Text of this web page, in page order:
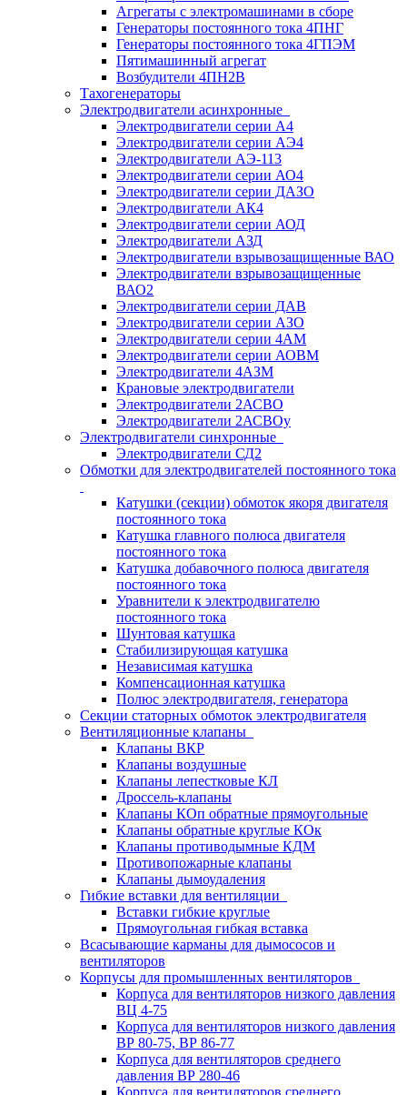
Агрегаты с электромашинами в сборе
Генераторы постоянного тока 4ПНГ
Генераторы постоянного тока 4ГПЭМ
Пятимашинный агрегат
Возбудители 4ПН2В
Тахогенераторы
Электродвигатели асинхронные
Электродвигатели серии А4
Электродвигатели серии АЭ4
Электродвигатели АЭ-113
Электродвигатели серии АО4
Электродвигатели серии ДАЗО
Электродвигатели АК4
Электродвигатели серии АОД
Электродвигатели АЗД
Электродвигатели взрывозащищенные ВАО
Электродвигатели взрывозащищенные
ВАО2
Электродвигатели серии ДАВ
Электродвигатели серии АЗО
Электродвигатели серии 4АМ
Электродвигатели серии АОВМ
Электродвигатели 4АЗМ
Крановые электродвигатели
Электродвигатели 2АСВО
Электродвигатели 2АСВОу
Электродвигатели синхронные
Электродвигатели СД2
Обмотки для электродвигателей постоянного тока
Катушки (секции) обмоток якоря двигателя
постоянного тока
Катушка главного полюса двигателя
постоянного тока
Катушка добавочного полюса двигателя
постоянного тока
Уравнители к электродвигателю
постоянного тока
Шунтовая катушка
Стабилизирующая катушка
Независимая катушка
Компенсационная катушка
Полюс электродвигателя, генератора
Секции статорных обмоток электродвигателя
Вентиляционные клапаны
Клапаны ВКР
Клапаны воздушные
Клапаны лепестковые КЛ
Дроссель-клапаны
Клапаны КОп обратные прямоугольные
Клапаны обратные круглые КОк
Клапаны противодымные КДМ
Противопожарные клапаны
Клапаны дымоудаления
Гибкие вставки для вентиляции
Вставки гибкие круглые
Прямоугольная гибкая вставка
Всасывающие карманы для дымососов и
вентиляторов
Корпусы для промышленных вентиляторов
Корпуса для вентиляторов низкого давления
ВЦ 4-75
Корпуса для вентиляторов низкого давления
ВР 80-75, ВР 86-77
Корпуса для вентиляторов среднего
давления ВР 280-46
Корпуса для вентиляторов среднего